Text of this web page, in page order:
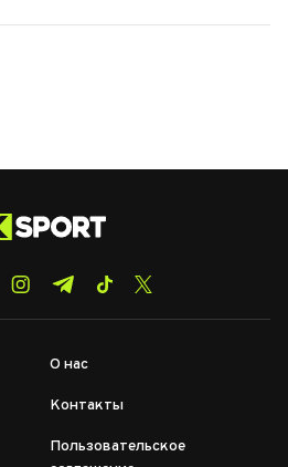
О нас
Контакты
Пользовательское